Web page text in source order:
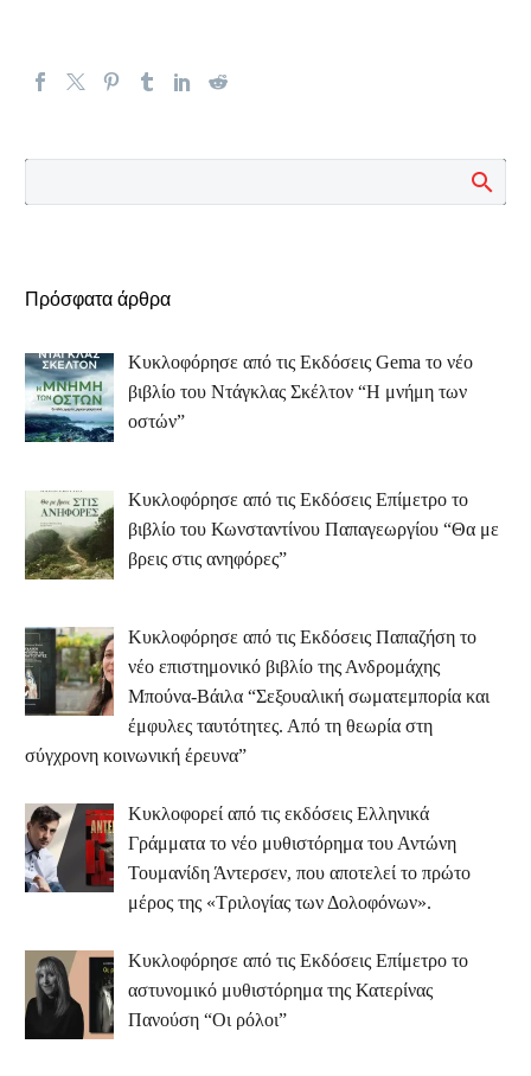
Πρόσφατα άρθρα
Κυκλοφόρησε από τις Εκδόσεις Gema το νέο
βιβλίο του Ντάγκλας Σκέλτον “Η μνήμη των
οστών”
Κυκλοφόρησε από τις Εκδόσεις Επίμετρο το
βιβλίο του Κωνσταντίνου Παπαγεωργίου “Θα με
βρεις στις ανηφόρες”
Κυκλοφόρησε από τις Εκδόσεις Παπαζήση το
νέο επιστημονικό βιβλίο της Ανδρομάχης
Μπούνα-Βάιλα “Σεξουαλική σωματεμπορία και
έμφυλες ταυτότητες. Από τη θεωρία στη
σύγχρονη κοινωνική έρευνα”
Κυκλοφορεί από τις εκδόσεις Ελληνικά
Γράμματα το νέο μυθιστόρημα του Αντώνη
Τουμανίδη Άντερσεν, που αποτελεί το πρώτο
μέρος της «Τριλογίας των Δολοφόνων».
Κυκλοφόρησε από τις Εκδόσεις Επίμετρο το
αστυνομικό μυθιστόρημα της Κατερίνας
Πανούση “Οι ρόλοι”